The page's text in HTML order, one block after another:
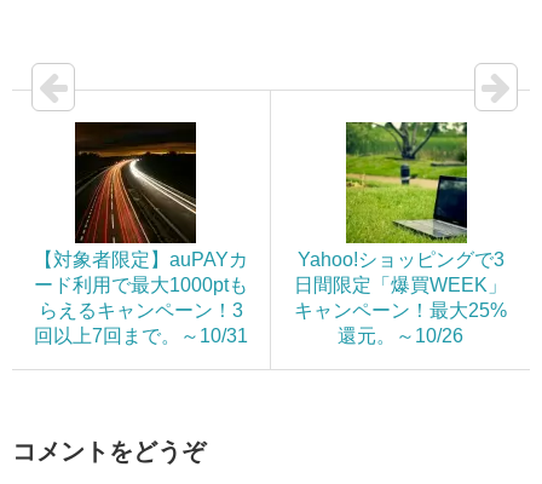
【対象者限定】auPAYカ
ード利用で最大1000ptも
らえるキャンペーン！3
回以上7回まで。～10/31
Yahoo!ショッピングで3
日間限定「爆買WEEK」
キャンペーン！最大25%
還元。～10/26
コメントをどうぞ